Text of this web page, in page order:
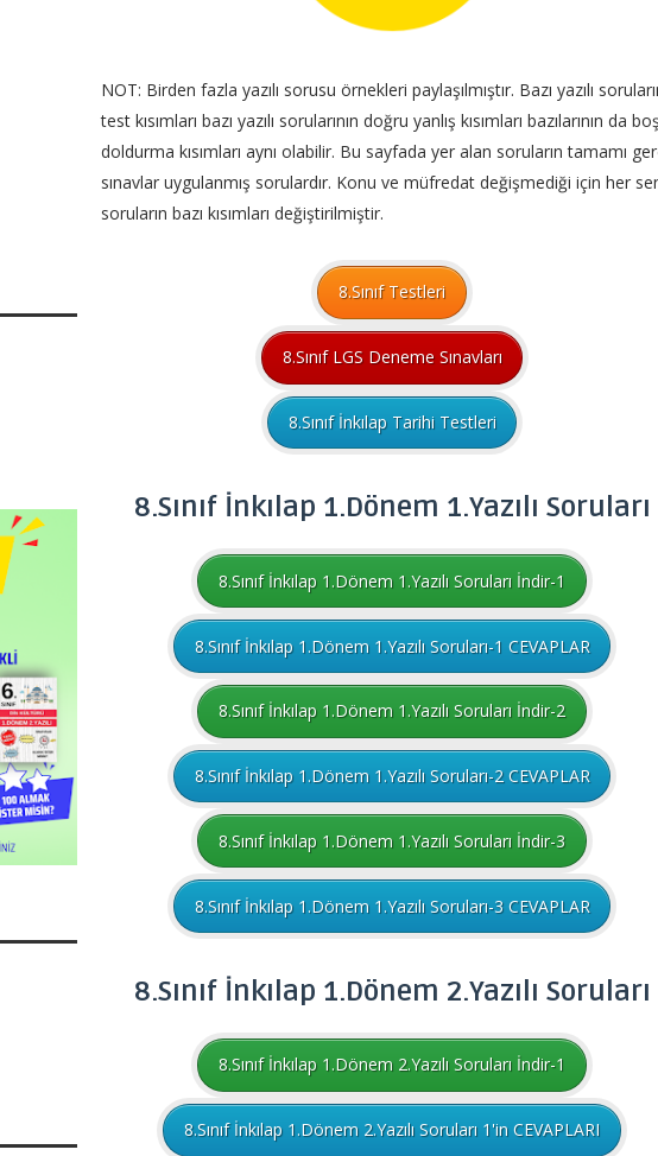
NOT: Birden fazla yazılı sorusu örnekleri paylaşılmıştır. Bazı yazılı
test kısımları bazı yazılı sorularının doğru yanlış kısımları bazılarının da
doldurma kısımları aynı olabilir. Bu sayfada yer alan soruların tamamı
sınavlar uygulanmış sorulardır. Konu ve müfredat değişmediği için her
soruların bazı kısımları değiştirilmiştir.
8.Sınıf Testleri
8.Sınıf LGS Deneme Sınavları
8.Sınıf İnkılap Tarihi Testleri
8.Sınıf İnkılap 1.Dönem 1.Yazılı Soruları
8.Sınıf İnkılap 1.Dönem 1.Yazılı Soruları İndir-1
8.Sınıf İnkılap 1.Dönem 1.Yazılı Soruları-1 CEVAPLAR
8.Sınıf İnkılap 1.Dönem 1.Yazılı Soruları İndir-2
8.Sınıf İnkılap 1.Dönem 1.Yazılı Soruları-2 CEVAPLAR
8.Sınıf İnkılap 1.Dönem 1.Yazılı Soruları İndir-3
8.Sınıf İnkılap 1.Dönem 1.Yazılı Soruları-3 CEVAPLAR
8.Sınıf İnkılap 1.Dönem 2.Yazılı Soruları
8.Sınıf İnkılap 1.Dönem 2.Yazılı Soruları İndir-1
8.Sınıf İnkılap 1.Dönem 2.Yazılı Soruları 1'in CEVAPLARI